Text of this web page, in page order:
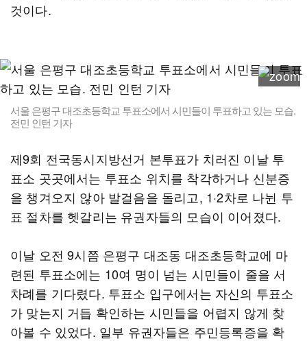
것이다.
서울 은평구 대조초등학교 투표소에서 시민들이 투표하고 있는 모습.
전민 인턴 기자
제9회 전국동시지방선거 본투표가 치러진 이날 투
표소 곳곳에서는 투표소 위치를 착각하거나 신분증
을 챙겨오지 않아 발걸음을 돌리고, 1·2차로 나뉜 투
표 절차를 헷갈리는 유권자들의 모습이 이어졌다.
이날 오전 9시쯤 은평구 대조동 대조초등학교에 마
련된 투표소에는 10여 명이 넘는 시민들이 줄을 서
차례를 기다렸다. 투표소 입구에서는 자신의 투표소
가 맞는지 거듭 확인하는 시민들을 어렵지 않게 찾
아볼 수 있었다. 일부 유권자들은 주민등록증을 확